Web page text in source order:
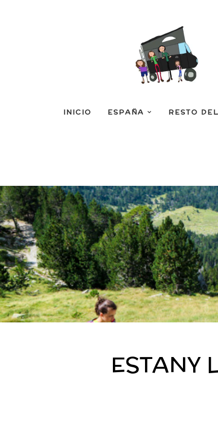
INICIO ESPAÑA RESTO
ESTANY